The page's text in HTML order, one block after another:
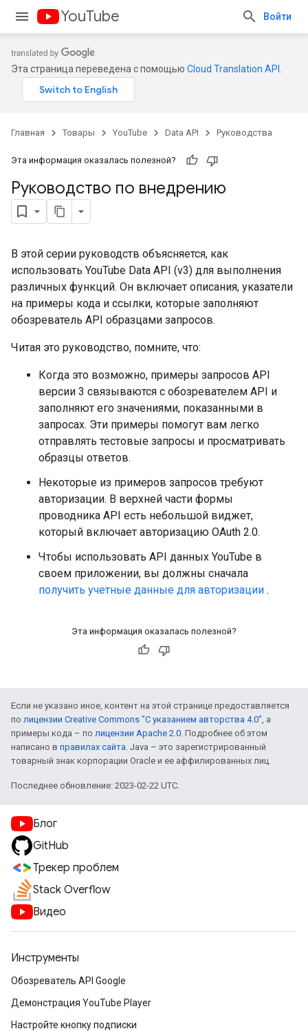
YouTube Войти
Эта страница переведена с помощью Cloud Translation API
Главная Товары YouTube Data API Руководства
Эта информация оказалась полезной?
Руководство по внедрению
В этой серии руководств объясняется, как
использовать YouTube Data API (v3) для выполнения
различных функций. Он включает описания, указатели
на примеры кода и ссылки, которые заполняют
обозреватель API образцами запросов.
Читая это руководство, помните, что:
Когда это возможно, примеры запросов API
версии 3 связываются с обозревателем API и
заполняют его значениями, показанными в
запросах. Эти примеры помогут вам легко
отправлять тестовые запросы и просматривать
образцы ответов.
Некоторые из примеров запросов требуют
авторизации. В верхней части формы
проводника API есть небольшой виджет,
который включает авторизацию OAuth 2.0.
Чтобы использовать API данных YouTube в
своем приложении, вы должны сначала
получить учетные данные для авторизации .
Эта информация оказалась полезной?
Если не указано иное, контент на этой странице предоставляется
по лицензии Creative Commons "С указанием авторства 4.0", а
примеры кода – по лицензии Apache 2.0. Подробнее об этом
написано в правилах сайта. Java – это зарегистрированный
товарный знак корпорации Oracle и ее аффилированных лиц.
Последнее обновление: 2023-02-22 UTC.
Блог
GitHub
Трекер проблем
Stack Overflow
Видео
Инструменты
Обозреватель API Google
Демонстрация YouTube Player
Настройте кнопку подписки